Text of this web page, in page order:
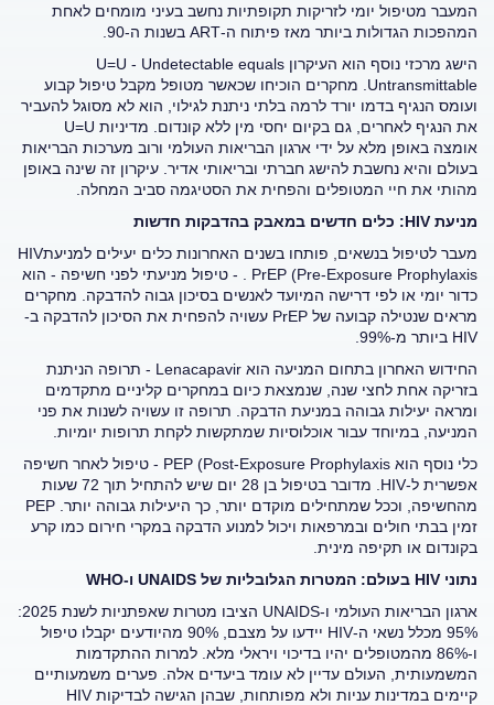
המעבר מטיפול יומי לזריקות תקופתיות נחשב בעיני מומחים לאחת
המהפכות הגדולות ביותר מאז פיתוח ה-ART בשנות ה-90.
הישג מרכזי נוסף הוא העיקרון U=U - Undetectable equals
Untransmittable. מחקרים הוכיחו שכאשר מטופל מקבל טיפול קבוע
ועומס הנגיף בדמו יורד לרמה בלתי ניתנת לגילוי, הוא לא מסוגל להעביר
את הנגיף לאחרים, גם בקיום יחסי מין ללא קונדום. מדיניות U=U
אומצה באופן מלא על ידי ארגון הבריאות העולמי ורוב מערכות הבריאות
בעולם והיא נחשבת להישג חברתי ובריאותי אדיר. עיקרון זה שינה באופן
מהותי את חיי המטופלים והפחית את הסטיגמה סביב המחלה.
מניעת HIV: כלים חדשים במאבק בהדבקות חדשות
מעבר לטיפול בנשאים, פותחו בשנים האחרונות כלים יעילים למניעתHIV
. PrEP (Pre-Exposure Prophylaxis - טיפול מניעתי לפני חשיפה - הוא
כדור יומי או לפי דרישה המיועד לאנשים בסיכון גבוה להדבקה. מחקרים
מראים שנטילה קבועה של PrEP עשויה להפחית את הסיכון להדבקה ב-
HIV ביותר מ-99%.
החידוש האחרון בתחום המניעה הוא Lenacapavir - תרופה הניתנת
בזריקה אחת לחצי שנה, שנמצאת כיום במחקרים קליניים מתקדמים
ומראה יעילות גבוהה במניעת הדבקה. תרופה זו עשויה לשנות את פני
המניעה, במיוחד עבור אוכלוסיות שמתקשות לקחת תרופות יומיות.
כלי נוסף הוא PEP (Post-Exposure Prophylaxis - טיפול לאחר חשיפה
אפשרית ל-HIV. מדובר בטיפול בן 28 יום שיש להתחיל תוך 72 שעות
מהחשיפה, וככל שמתחילים מוקדם יותר, כך היעילות גבוהה יותר. PEP
זמין בבתי חולים ובמרפאות ויכול למנוע הדבקה במקרי חירום כמו קרע
בקונדום או תקיפה מינית.
נתוני HIV בעולם: המטרות הגלובליות של UNAIDS ו-WHO
ארגון הבריאות העולמי ו-UNAIDS הציבו מטרות שאפתניות לשנת 2025:
95% מכלל נשאי ה-HIV יידעו על מצבם, 90% מהיודעים יקבלו טיפול
ו-86% מהמטופלים יהיו בדיכוי ויראלי מלא. למרות ההתקדמות
המשמעותית, העולם עדיין לא עומד ביעדים אלה. פערים משמעותיים
קיימים במדינות עניות ולא מפותחות, שבהן הגישה לבדיקות HIV